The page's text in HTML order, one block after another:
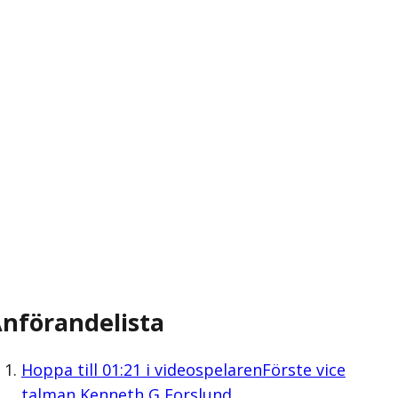
Hoppa till 01:21 i videospelarenFörste vice